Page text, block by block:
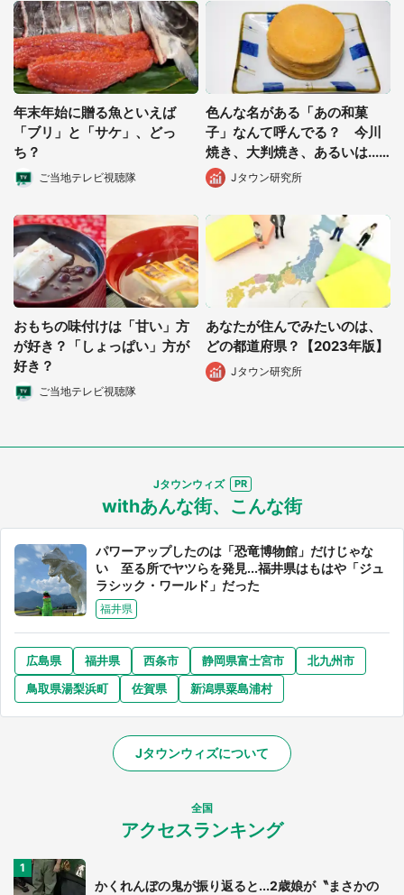
年末年始に贈る魚といえば
「ブリ」と「サケ」、どっ
ち？
ご当地テレビ視聴隊
色んな名がある「あの和菓
子」なんて呼んでる？ 今川
焼き、大判焼き、あるいは...
【再調査】
Jタウン研究所
おもちの味付けは「甘い」方
が好き？「しょっぱい」方が
好き？
ご当地テレビ視聴隊
あなたが住んでみたいのは、
どの都道府県？【2023年版】
Jタウン研究所
Jタウンウィズ
withあんな街、こんな街
パワーアップしたのは「恐竜博物館」だけじゃな
い 至る所でヤツらを発見...福井県はもはや「ジュ
ラシック・ワールド」だった
福井県
広島県 福井県 西条市 静岡県富士宮市
北九州市
鳥取県湯梨浜町
佐賀県 新潟県粟島浦村
Jタウンウィズについて
全国
アクセスランキング
かくれんぼの鬼が振り返ると...2歳娘が〝まさかの